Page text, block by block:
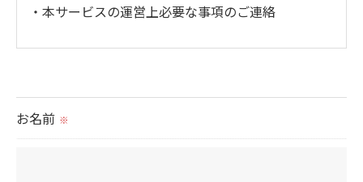
・本サービスの運営上必要な事項のご連絡
られた場合を除き、
お名前 ※